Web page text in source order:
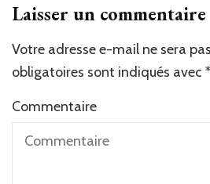
Laisser un commentaire
Votre adresse e-mail ne sera
obligatoires sont indiqués avec *
Commentaire